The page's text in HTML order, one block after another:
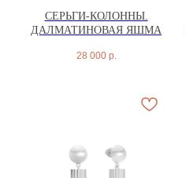
СЕРЬГИ-КОЛОННЫ.
ДАЛМАТИНОВАЯ ЯШМА
28 000 р.